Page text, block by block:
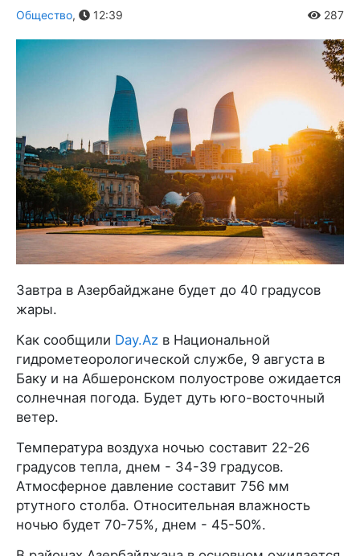
Общество, 12:39 287
Завтра в Азербайджане будет до 40 градусов
жары.
Как сообщили Day.Az в Национальной
гидрометеорологической службе, 9 августа в
Баку и на Абшеронском полуострове ожидается
солнечная погода. Будет дуть юго-восточный
ветер.
Температура воздуха ночью составит 22-26
градусов тепла, днем - 34-39 градусов.
Атмосферное давление составит 756 мм
ртутного столба. Относительная влажность
ночью будет 70-75%, днем - 45-50%.